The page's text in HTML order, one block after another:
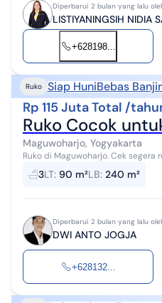
Diperbarui 2 bulan yang lalu
LISTIYANINGSIH NIDIA
+628198...
Ruko Siap HuniBebas Banjir
Rp 115 Juta Total /
Ruko Cocok
Maguwoharjo, Yogyakarta
Ruko di Maguwoharjo. Cek segera ruko yang nyaman ini, disewakan
menawarkan lingkungan fasilitas
yang menginginkan ...
3LT: 90 m²LB: 240 m²
Diperbarui 2 bulan yang lalu
DWI ANTO JOGJA
+628132...